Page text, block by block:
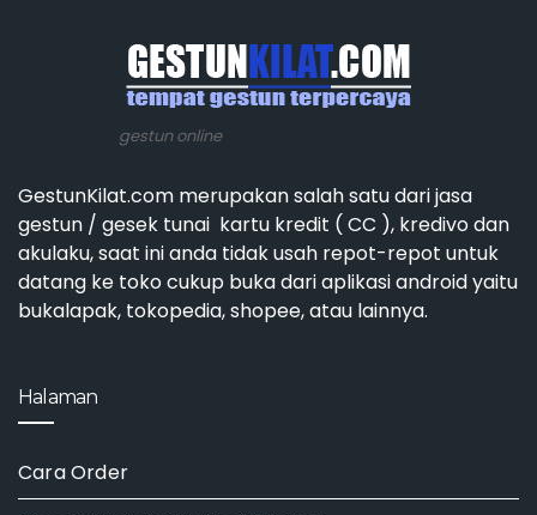
gestun online
GestunKilat.com merupakan salah satu dari jasa
gestun / gesek tunai kartu kredit ( CC ), kredivo dan
akulaku, saat ini anda tidak usah repot-repot untuk
datang ke toko cukup buka dari aplikasi android yaitu
bukalapak, tokopedia, shopee, atau lainnya.
Halaman
Cara Order